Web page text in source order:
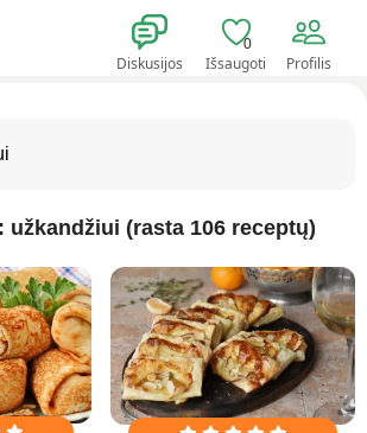
Diskusijos
0
Išsaugoti Profilis
užkandžiui (rasta 106 receptų)